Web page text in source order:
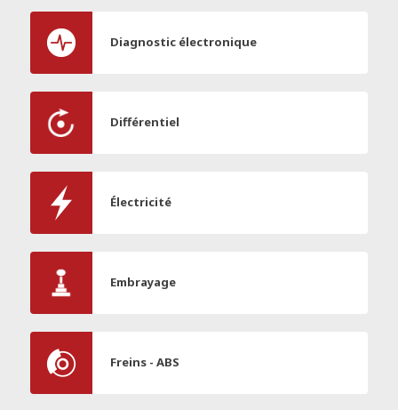
Diagnostic électronique
Différentiel
Électricité
Embrayage
Freins - ABS